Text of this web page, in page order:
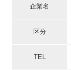
企業名
区分
TEL